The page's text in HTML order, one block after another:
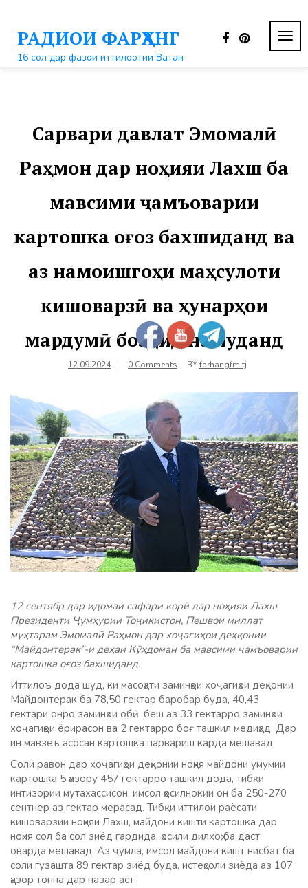
контентуРАДИОИ ФАРҲАНГ
16 сол дар фазои иттилоотии Ватан
Сарвари давлат Эмомалӣ
Раҳмон дар ноҳияи Лахш ба
мавсими ҷамъоварии
картошка оғоз бахшиданд ва
аз намоишгоҳи маҳсулоти
кишоварзӣ ва ҳунарҳои
мардумӣ боздид намуданд
12.09.2024 0 Comments BYfarhangfm.tj
12 сентябр дар идомаи сафари корӣ дар ноҳияи Лахш
Президенти Ҷумҳурии Тоҷикистон, Пешвои миллат
муҳтарам Эмомалӣ Раҳмон дар хоҷагиҳои деҳқонии
“Майдонтерак”-и деҳаи Кӯҳдоман ба мавсими ҷамъоварии
картошка оғоз бахшиданд.
Иттилоъ дода шуд, ки масоҳати заминҳои хоҷагиҳои деҳқонии
Майдонтерак ба 78,50 гектар баробар буда, 40,43
гектари онро заминҳои обӣ, беш аз 33 гектарро заминҳои
хоҷагиҳои ёрирасон ва 2 гектарро боғ ташкил медиҳад. Дар
ин мавзеъ асосан картошка парвариш карда мешавад.
Соли равон дар хоҷагиҳои деҳқонии ноҳия майдони умумии
картошка 5 ҳазору 457 гектарро ташкил дода, тибқи
интизории мутахассисон, имсол ҳосилнокии он ба 250-270
сентнер аз гектар мерасад. Тибқи иттилои раёсати
кишоварзии ноҳияи Лахш, майдони кишти картошка дар
ноҳия сол ба сол зиёд гардида, ҳосили дилхоҳ ба даст
оварда мешавад. Аз ҷумла, имсол майдони кишт нисбат ба
соли гузашта 89 гектар зиёд буда, истеҳсоли зиёда аз 107
ҳазор тонна дар назар аст.